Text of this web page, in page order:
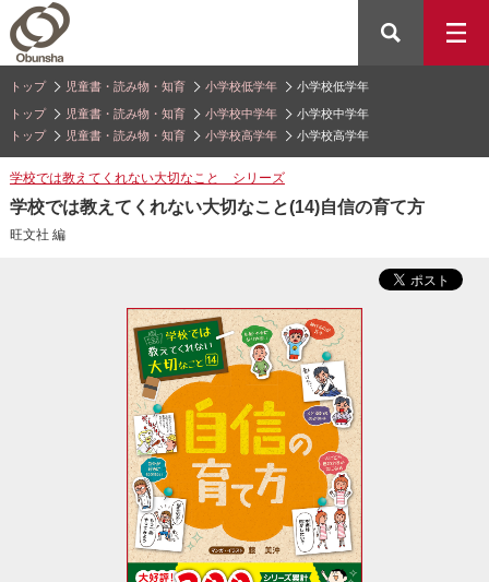
トップ 児童書・読み物・知育 小学校低学年 小学校低学年
トップ 児童書・読み物・知育 小学校中学年
小学校中学年
トップ
児童書・読み物・知育 小学校高学年 小学校高学年
学校では教えてくれない大切なこと シリーズ
学校では教えてくれない大切なこと(14)自信の育て方
旺文社 編